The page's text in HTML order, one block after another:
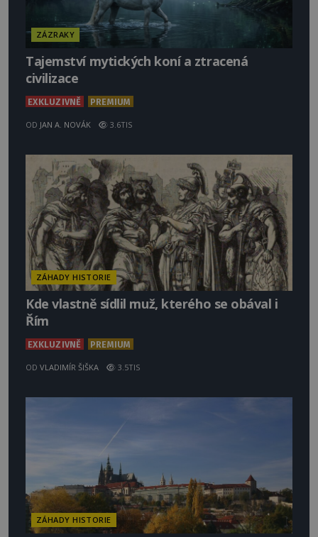
ZÁZRAKY
Tajemství mytických koní a ztracená
civilizace
EXKLUZIVNĚ PREMIUM
OD JAN A. NOVÁK 3.6TIS
ZÁHADY HISTORIE
Kde vlastně sídlil muž, kterého se obával i
Řím
EXKLUZIVNĚ PREMIUM
OD VLADIMÍR ŠIŠKA 3.5TIS
ZÁHADY HISTORIE